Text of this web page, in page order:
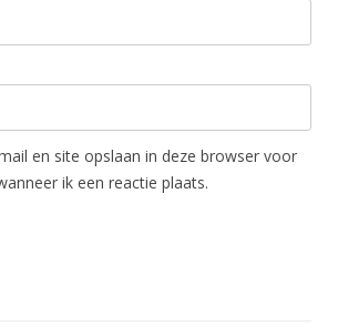
en site opslaan in deze browser voor
ik een reactie plaats.